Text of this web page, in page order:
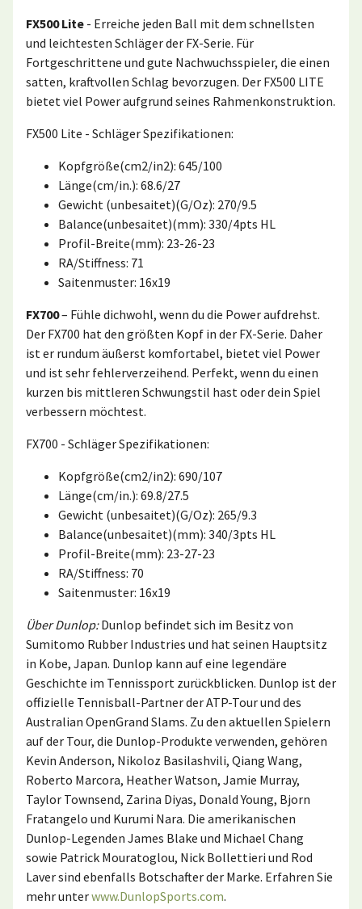
FX500 Lite - Erreiche jeden Ball mit dem schnellsten
und leichtesten Schläger der FX-Serie. Für
Fortgeschrittene und gute Nachwuchsspieler, die einen
satten, kraftvollen Schlag bevorzugen. Der FX500 LITE
bietet viel Power aufgrund seines Rahmenkonstruktion.
FX500 Lite - Schläger Spezifikationen:
Kopfgröße(cm2/in2): 645/100
Länge(cm/in.): 68.6/27
Gewicht (unbesaitet)(G/Oz): 270/9.5
Balance(unbesaitet)(mm): 330/4pts HL
Profil-Breite(mm): 23-26-23
RA/Stiffness: 71
Saitenmuster: 16x19
FX700– Fühle dichwohl, wenn du die Power aufdrehst.
Der FX700 hat den größten Kopf in der FX-Serie. Daher
ist er rundum äußerst komfortabel, bietet viel Power
und ist sehr fehlerverzeihend. Perfekt, wenn du einen
kurzen bis mittleren Schwungstil hast oder dein Spiel
verbessern möchtest.
FX700 - Schläger Spezifikationen:
Kopfgröße(cm2/in2): 690/107
Länge(cm/in.): 69.8/27.5
Gewicht (unbesaitet)(G/Oz): 265/9.3
Balance(unbesaitet)(mm): 340/3pts HL
Profil-Breite(mm): 23-27-23
RA/Stiffness: 70
Saitenmuster: 16x19
Über Dunlop:Dunlop befindet sich im Besitz von
Sumitomo Rubber Industries und hat seinen Hauptsitz
in Kobe, Japan. Dunlop kann auf eine legendäre
Geschichte im Tennissport zurückblicken. Dunlop ist der
offizielle Tennisball-Partner der ATP-Tour und des
Australian OpenGrand Slams. Zu den aktuellen Spielern
auf der Tour, die Dunlop-Produkte verwenden, gehören
Kevin Anderson, Nikoloz Basilashvili, Qiang Wang,
Roberto Marcora, Heather Watson, Jamie Murray,
Taylor Townsend, Zarina Diyas, Donald Young, Bjorn
Fratangelo und Kurumi Nara. Die amerikanischen
Dunlop-Legenden James Blake und Michael Chang
sowie Patrick Mouratoglou, Nick Bollettieri und Rod
Laver sind ebenfalls Botschafter der Marke. Erfahren Sie
mehr unterwww.DunlopSports.com.